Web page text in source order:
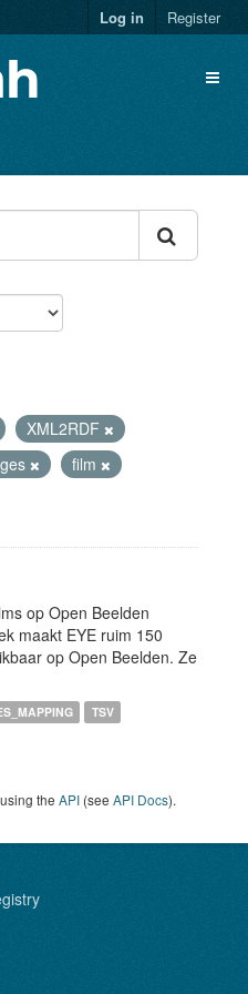
Log in Register
XML2RDF
film
op Open Beelden
maakt EYE ruim 150
op Open Beelden. Ze
TSV
the API (see API Docs).